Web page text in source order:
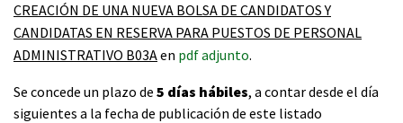
CREACIÓN DE UNA NUEVA BOLSA DE CANDIDATOS Y
CANDIDATAS EN RESERVA PARA PUESTOS DE PERSONAL
ADMINISTRATIVO B03Aen pdf adjunto.
Se concede un plazo de 5 días hábiles, a contar desde el día
siguientes a la fecha de publicación de este listado